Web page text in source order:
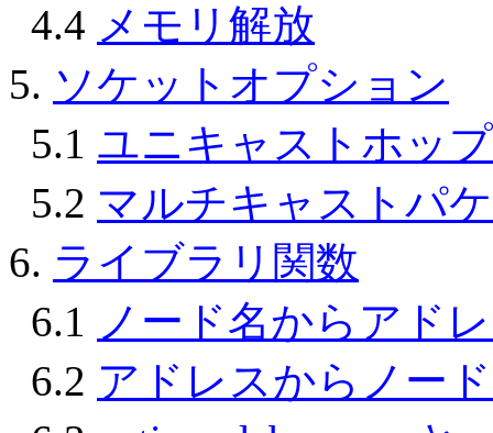
4.4 メモリ解放
5. ソケットオプション
5.1 ユニキャストホッ
5.2 マルチキャストパ
6. ライブラリ関数
6.1 ノード名からアド
6.2 アドレスからノー